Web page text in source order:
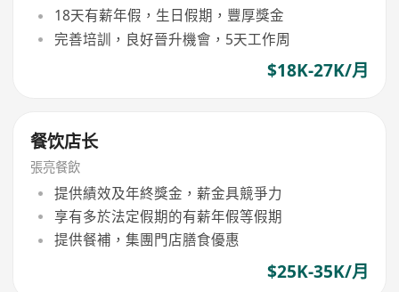
18天有薪年假，生日假期，豐厚獎金
完善培訓，良好晉升機會，5天工作周
$18K-27K/月
餐饮店长
張亮餐飲
提供績效及年終獎金，薪金具競爭力
享有多於法定假期的有薪年假等假期
提供餐補，集團門店膳食優惠
$25K-35K/月